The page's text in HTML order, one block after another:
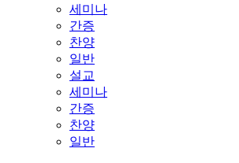
세미나
간증
찬양
일반
설교
세미나
간증
찬양
일반